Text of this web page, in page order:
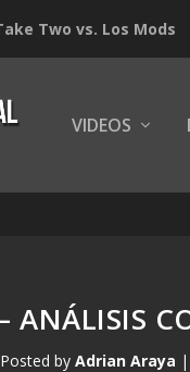
Two vs. Los Mods
VIDEOS
ANÁLISIS
Posted by Adrian Araya |